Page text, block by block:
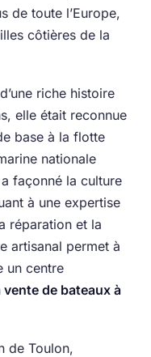
de toute l’Europe,
côtières de la
riche histoire
elle était reconnue
base à la flotte
nationale
façonné la culture
à une expertise
réparation et la
artisanal permet à
un centre
vente de bateaux à
de Toulon,